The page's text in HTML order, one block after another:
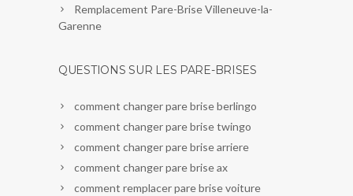
Remplacement Pare-Brise Villeneuve-la-
Garenne
QUESTIONS SUR LES PARE-BRISES
comment changer pare brise berlingo
comment changer pare brise twingo
comment changer pare brise arriere
comment changer pare brise ax
comment remplacer pare brise voiture